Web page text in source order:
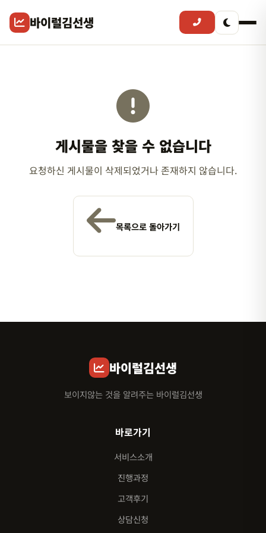
바이럴김선생
게시물을 찾을 수 없습니다
요청하신 게시물이 삭제되었거나 존재하지 않습니다.
목록으로 돌아가기
바이럴김선생
보이지않는 것을 알려주는 바이럴김선생
바로가기
서비스소개
진행과정
고객후기
상담신청